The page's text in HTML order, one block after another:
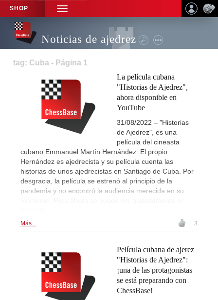
SHOP
TOGGLE
NAVIGATION
Noticias de ajedrez
tag: Cuba - Página 1
La película cubana
"Historias de Ajedrez",
ahora disponible en
YouTube
31/08/2022 – "Historias
de Ajedrez", es una
película del cineasta
cubano Emmanuel Martín Hernández. El propio
Hernández es ajedrecista y su película cuenta las
historias de unos ajedrecistas en Santiago de Cuba. Por
desgracia, la película se estrenó al principio de la
pandemia y no encontró la audiencia merecida en su
Más... 3
Película cubana de ajerez
"Historias de Ajedrez":
¡una de las protagonistas
se está preparando con
ChessBase!